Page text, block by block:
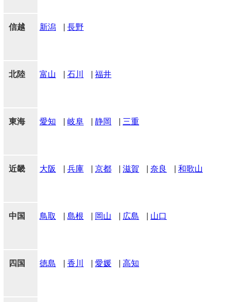
信越 新潟 長野
北陸 富山 石川 福井
東海 愛知 岐阜 静岡 三重
近畿 大阪 兵庫 京都 滋賀 奈良 和歌山
中国 鳥取 島根 岡山 広島 山口
四国 徳島 香川 愛媛 高知